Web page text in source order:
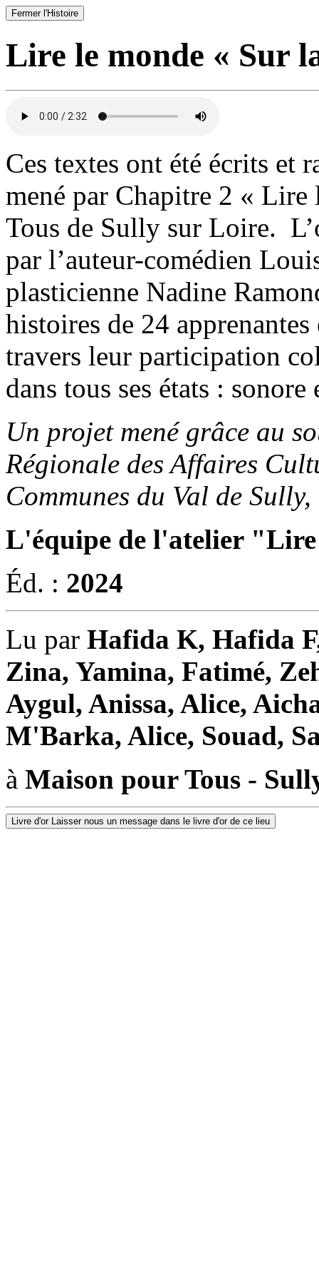
Fermer l'Histoire
Lire le monde « Sur
Ces textes ont été écrits et
mené par Chapitre 2 «
Tous de Sully sur Loire.
par l’auteur-comédien
plasticienne Nadine
histoires de 24
travers leur participation
dans tous ses états :
Un projet mené grâce au
Régionale des Affaires
Communes du Val de
L'équipe de l'atelier
Éd. : 2024
Lu par Hafida K, Hafida
Zina, Yamina, Fatimé,
Aygul, Anissa, Alice,
M'Barka, Alice, Souad,
à Maison pour Tous -
Livre d'or Laisser nous un message dans le livre d'or de ce lieu